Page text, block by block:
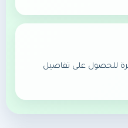
للحصول على تفاصيل